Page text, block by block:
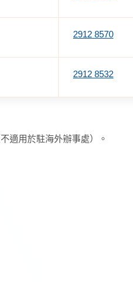
2912 8570
2912 8532
適用於駐海外辦事處）。